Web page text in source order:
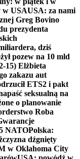
w USAUSA: za nami
Greg Bovino
prezydenta
dziś
pozew na 10 mld
15) Elżbieta
zakazu aut
ETS2 i pakt
seksualną na
o planowanie
Roba
NATOPolska:
dźgnięty
w Oklahoma City